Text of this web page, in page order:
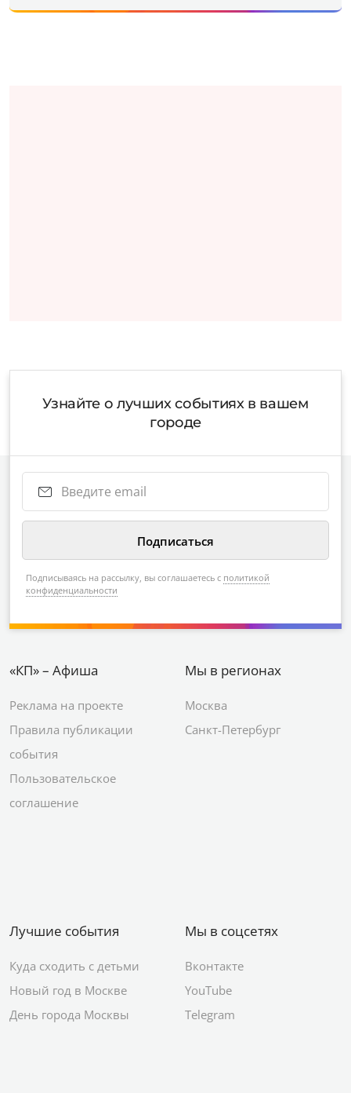
Узнайте о лучших событиях в вашем
городе
Подписываясь на рассылку, вы соглашаетесь с политикой
конфиденциальности
«КП» – Афиша
Реклама на проекте
Правила публикации
события
Пользовательское
соглашение
Мы в регионах
Москва
Санкт-Петербург
Лучшие события
Куда сходить с детьми
Новый год в Москве
День города Москвы
Мы в соцсетях
Вконтакте
YouTube
Telegram